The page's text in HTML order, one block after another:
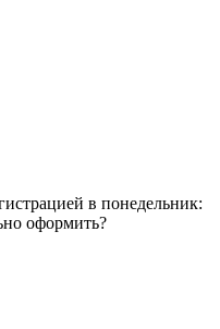
в понедельник:
оформить?